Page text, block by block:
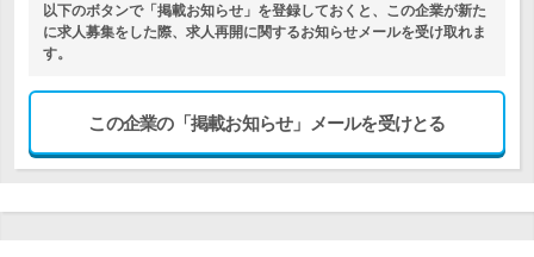
以下のボタンで「掲載お知らせ」を登録しておくと、この企業が新た
に求人募集をした際、求人再開に関するお知らせメールを受け取れま
す。
この企業の「掲載お知らせ」メールを受けとる